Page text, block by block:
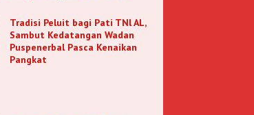
Tradisi Peluit bagi Pati TNl AL,
Sambut Kedatangan Wadan
Puspenerbal Pasca Kenaikan
Pangkat